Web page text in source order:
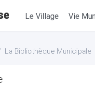
Le Village Vie
La Bibliothèque Municipale